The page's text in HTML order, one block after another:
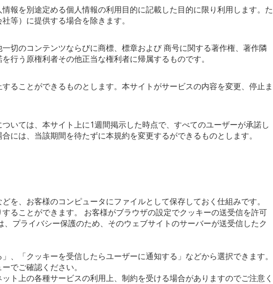
報を別途定める個人情報の利用目的に記載した目的に限り利用します。た
等）に提供する場合を除きます。
切のコンテンツならびに商標、標章および 商号に関する著作権、著作隣
行う原権利者その他正当な権利者に帰属するものです。
ることができるものとします。本サイトがサービスの内容を変更、停止ま
いては、本サイト上に1週間掲示した時点で、すべてのユーザーが承諾し
は、当該期間を待たずに本規約を変更するができるものとします。
、お客様のコンピュータにファイルとして保存しておく仕組みです。
ることができます。 お客様がブラウザの設定でクッキーの送受信を許可
プライバシー保護のため、そのウェブサイトのサーバーが送受信したク
「クッキーを受信したらユーザーに通知する」などから選択できます。
でご確認ください。
ト上の各種サービスの利用上、制約を受ける場合がありますのでご注意く